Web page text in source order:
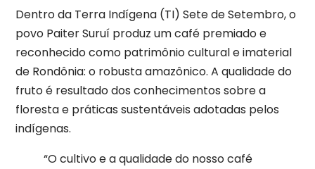
Dentro da Terra Indígena (TI) Sete de Setembro, o
povo Paiter Suruí produz um café premiado e
reconhecido como patrimônio cultural e imaterial
de Rondônia: o robusta amazônico. A qualidade do
fruto é resultado dos conhecimentos sobre a
floresta e práticas sustentáveis adotadas pelos
indígenas.
“O cultivo e a qualidade do nosso café